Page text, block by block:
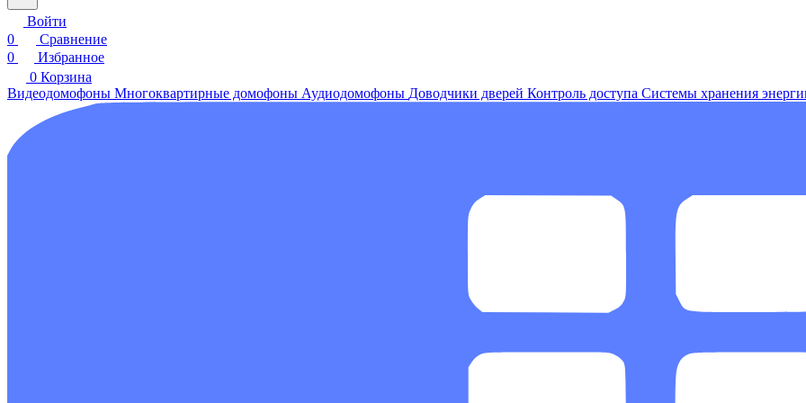
Войти
0
Сравнение
0
Избранное
0 Корзина
Видеодомофоны Многоквартирные домофоны Аудиодомофоны Доводчики дверей Контроль доступа Системы хранения